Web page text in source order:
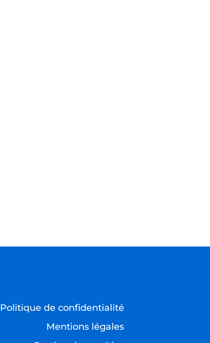
Politique de confidentialité
Mentions légales